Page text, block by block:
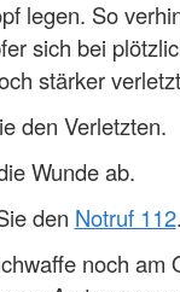
legen. So
sich bei
stärker
den Verletzten.
Wunde ab.
den Notruf 112.
noch am